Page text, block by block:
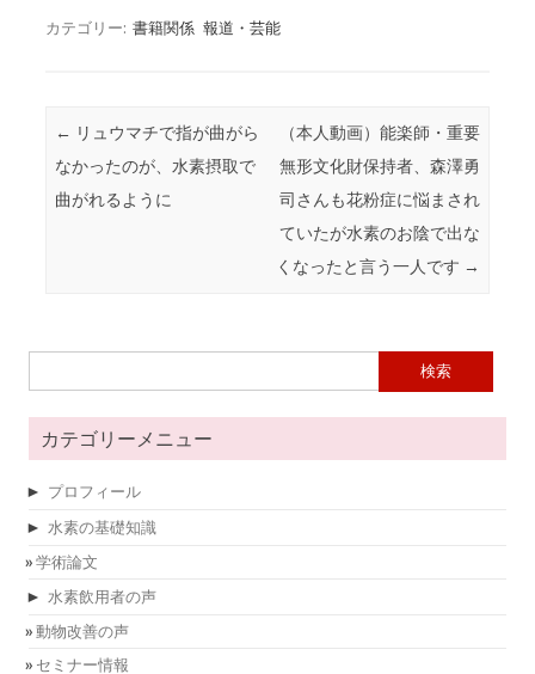
カテゴリー: 書籍関係 報道・芸能
投稿ナビゲーション
← リュウマチで指が曲がら
なかったのが、水素摂取で
曲がれるように
（本人動画）能楽師・重要
無形文化財保持者、森澤勇
司さんも花粉症に悩まされ
ていたが水素のお陰で出な
くなったと言う一人です →
カテゴリーメニュー
► プロフィール
► 水素の基礎知識
学術論文
► 水素飲用者の声
動物改善の声
セミナー情報